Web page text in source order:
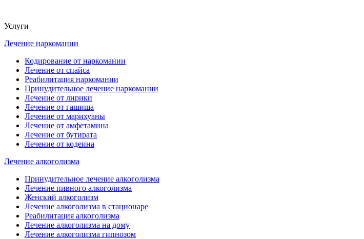
Услуги
Лечение наркомании
Кодирование от наркомании
Лечение от спайса
Реабилитация наркомании
Принудительное лечение наркомании
Лечение от лирики
Лечение от гашиша
Лечение от марихуаны
Лечение от амфетамина
Лечение от бутирата
Лечение от кодеина
Лечение алкоголизма
Принудительное лечение алкоголизма
Лечение пивного алкоголизма
Женский алкоголизм
Лечение алкоголизма в стационаре
Реабилитация алкоголизма
Лечение алкоголизма на дому
Лечение алкоголизма гипнозом